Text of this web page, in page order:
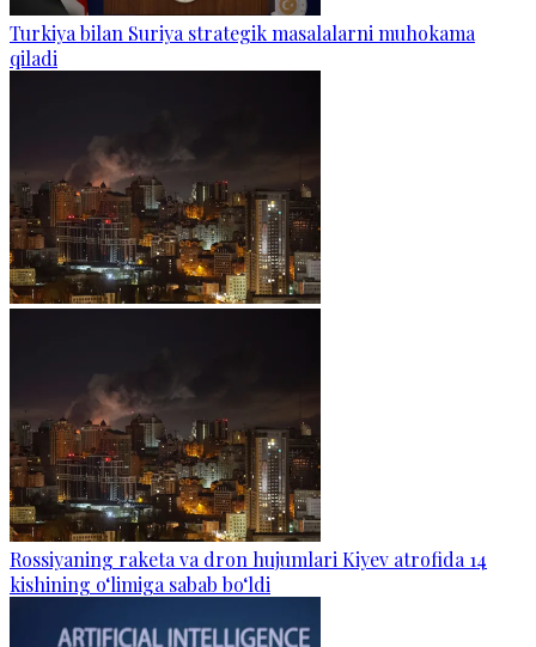
Turkiya bilan Suriya strategik masalalarni muhokama
qiladi
Rossiyaning raketa va dron hujumlari Kiyev atrofida 14
kishining o‘limiga sabab bo‘ldi